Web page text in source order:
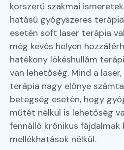
korszerű szakmai
hatású gyógyszeres
esetén soft laser terápia
még kevés helyen
hatékony lökéshullám
van lehetőség. Mind a
terápia nagy előnye
betegség esetén, hogy
műtét nélkül is lehetőség
fennálló krónikus fájdalmak
mellékhatások nélkül.